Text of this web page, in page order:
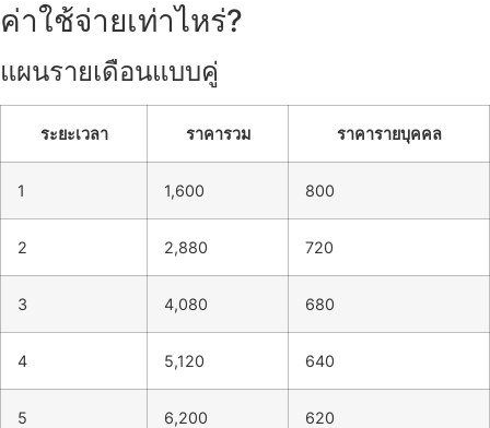
ค่าใช้จ่ายเท่าไหร่?
แผนรายเดือนแบบคู่
ระยะเวลา ราคารวม ราคารายบุคคล
1 1,600 800
2 2,880 720
3 4,080 680
4 5,120 640
5 6,200 620